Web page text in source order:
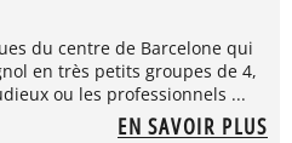
du centre de Barcelone qui
en très petits groupes de 4,
ou les professionnels ...
EN SAVOIR PLUS